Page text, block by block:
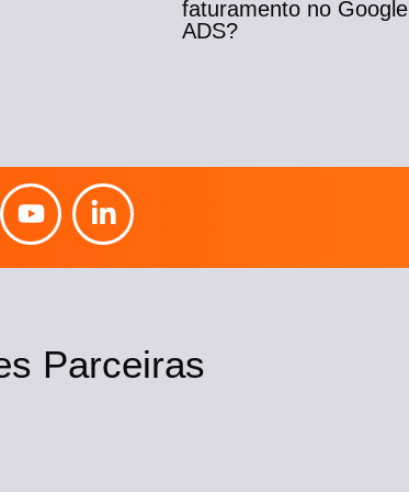
faturamento no Google
ADS?
Parceiras